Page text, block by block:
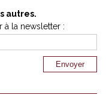
autres.
à la newsletter :